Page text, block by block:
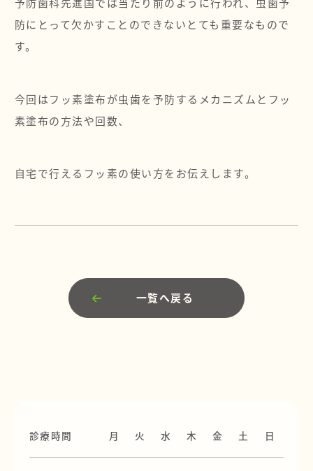
防にとって欠かすことのできないとても重要なもので
す。
今回はフッ素塗布が虫歯を予防するメカニズムとフッ
素塗布の方法や回数、
自宅で行えるフッ素の使い方をお伝えします。
一覧へ戻る
診療時間 月 火 水 木 金 土 日